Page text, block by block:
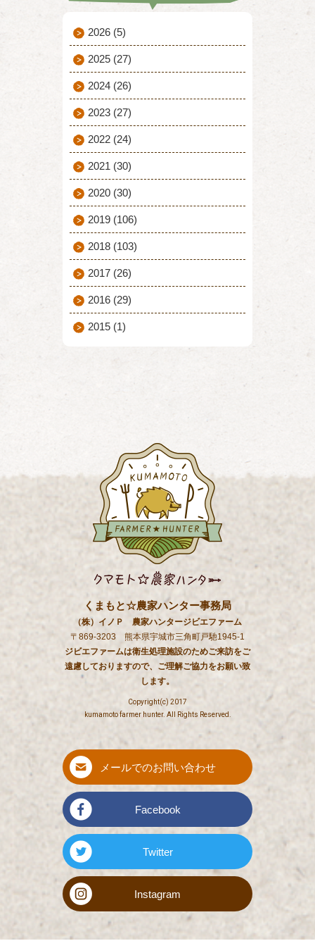
2026 (5)
2025 (27)
2024 (26)
2023 (27)
2022 (24)
2021 (30)
2020 (30)
2019 (106)
2018 (103)
2017 (26)
2016 (29)
2015 (1)
くまもと☆農家ハンター事務局
（株）イノＰ 農家ハンタージビエファーム
〒869-3203 熊本県宇城市三角町戸馳1945-1
ジビエファームは衛生処理施設のためご来訪をご
遠慮しておりますので、ご理解ご協力をお願い致
します。
Copyright(c) 2017
kumamoto farmer hunter. All Rights Reserved.
メールでのお問い合わせ
Facebook
Twitter
Instagram